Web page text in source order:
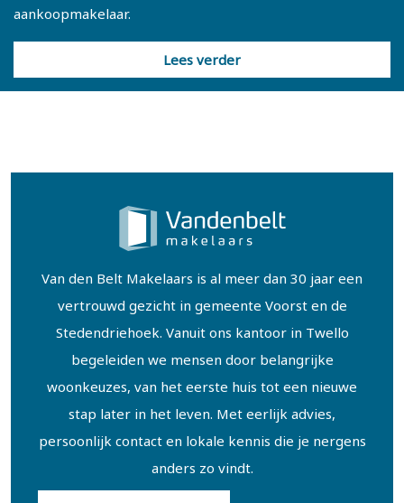
aankoopmakelaar.
Lees verder
Van den Belt Makelaars is al meer dan 30 jaar een
vertrouwd gezicht in gemeente Voorst en de
Stedendriehoek. Vanuit ons kantoor in Twello
begeleiden we mensen door belangrijke
woonkeuzes, van het eerste huis tot een nieuwe
stap later in het leven. Met eerlijk advies,
persoonlijk contact en lokale kennis die je nergens
anders zo vindt.